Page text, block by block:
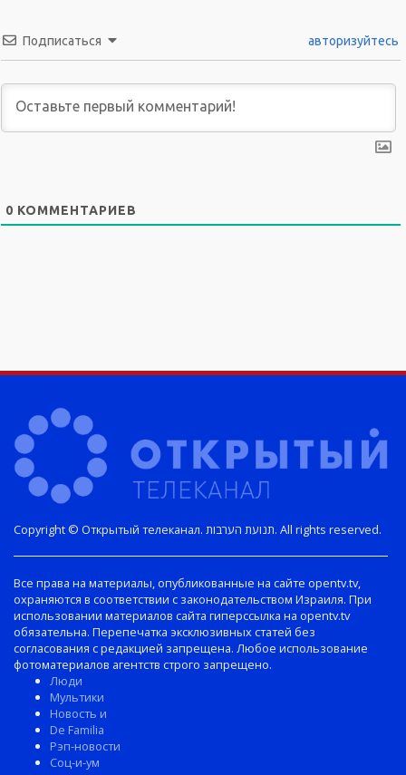
Подписаться авторизуйтесь
0 КОММЕНТАРИЕВ
Copyright © Открытый телеканал. תנועת הערבות. All rights reserved.
Все права на материалы, опубликованные на сайте opentv.tv,
охраняются в соответствии с законодательством Израиля. При
использовании материалов сайта гиперссылка на opentv.tv
обязательна. Перепечатка эксклюзивных статей без
согласования с редакцией запрещена. Любое использование
фотоматериалов агентств строго запрещено.
Люди
Мультики
Новость и
De Familia
Рэп-новости
Соц-и-ум